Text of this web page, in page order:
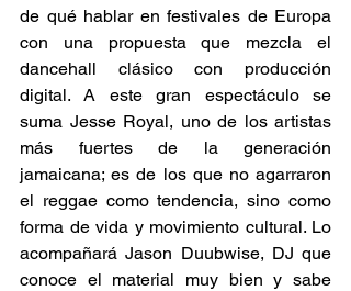
de qué hablar en festivales de Europa
con una propuesta que mezcla el
dancehall clásico con producción
digital. A este gran espectáculo se
suma Jesse Royal, uno de los artistas
más fuertes de la generación
jamaicana; es de los que no agarraron
el reggae como tendencia, sino como
forma de vida y movimiento cultural. Lo
acompañará Jason Duubwise, DJ que
conoce el material muy bien y sabe